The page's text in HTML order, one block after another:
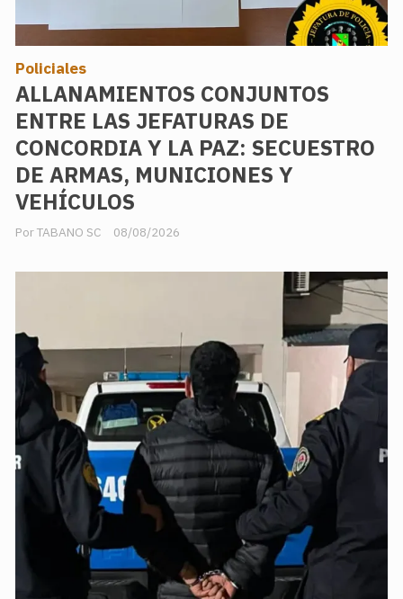
ALLANAMIENTOS CONJUNTOS
ENTRE LAS JEFATURAS DE
CONCORDIA Y LA PAZ: SECUESTRO
DE ARMAS, MUNICIONES Y
VEHÍCULOS
TABANO SC
Policiales
08/08/2026